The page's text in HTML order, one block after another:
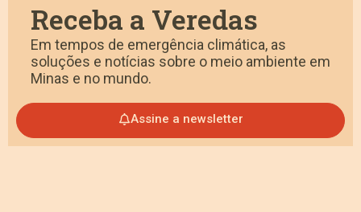
Receba a Veredas
Em tempos de emergência climática, as
soluções e notícias sobre o meio ambiente em
Minas e no mundo.
Assine a newsletter